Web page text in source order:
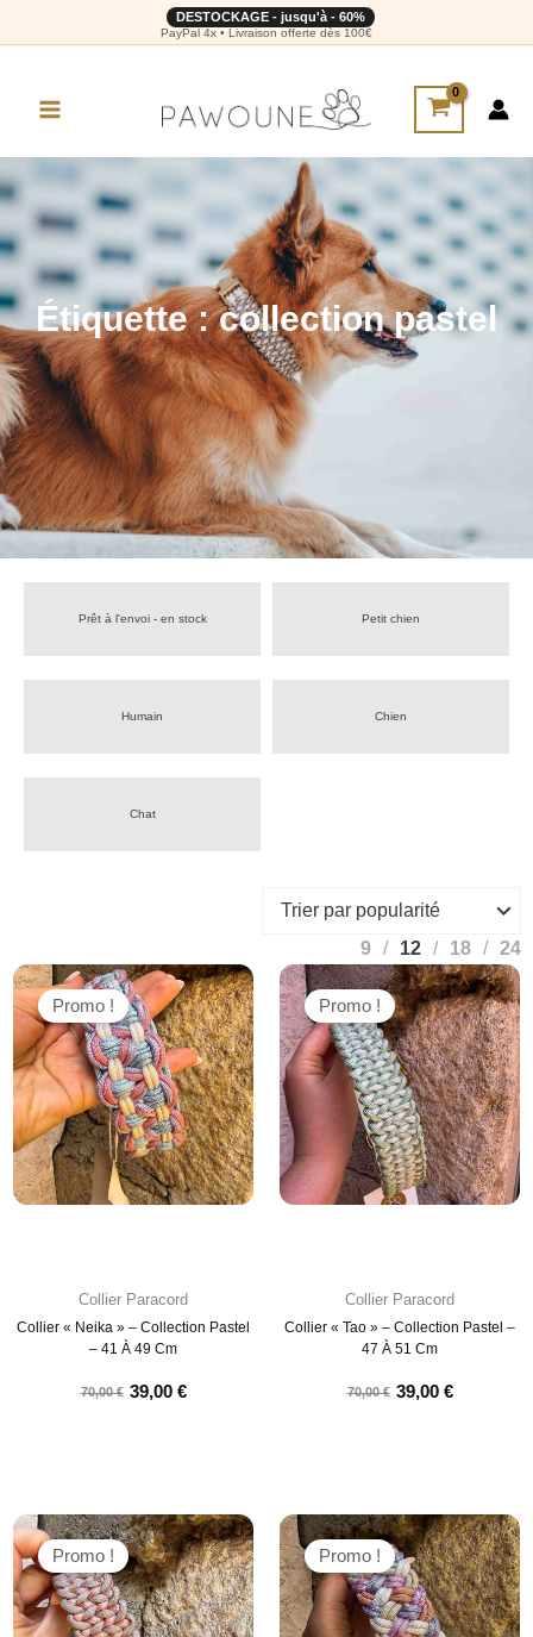
DESTOCKAGE - jusqu'à - 60%
PayPal 4x • Livraison offerte dès 100€
Étiquette : collection pastel
Prêt à l'envoi - en stock Petit chien
Humain Chien
Chat
9 12 18 24
Collier Paracord
Collier « Neika » – Collection Pastel
– 41 À 49 Cm
70,00€ 39,00 €
Promo !
Collier Paracord
Collier « Tao » – Collection Pastel –
47 À 51 Cm
70,00€ 39,00 €
Promo !
Promo ! Promo !